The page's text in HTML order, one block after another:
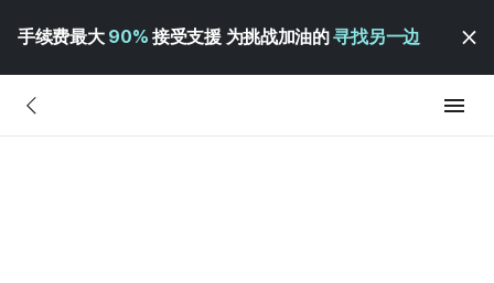
手续费最大 90% 接受支援 为挑战加油的寻找另一边